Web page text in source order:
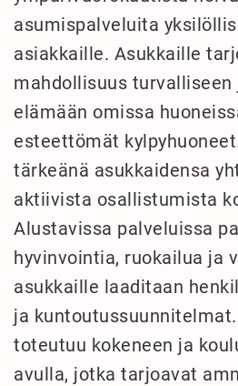
asumispalveluita
asiakkaille. Asukkaille
mahdollisuus turvalliseen
elämään omissa
esteettömät
tärkeänä asukkaidensa
aktiivista osallistumista
Alustavissa palveluissa
hyvinvointia, ruokailua ja
asukkaille laaditaan
ja
toteutuu kokeneen ja
avulla, jotka tarjoavat